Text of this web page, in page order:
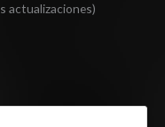
actualizaciones)